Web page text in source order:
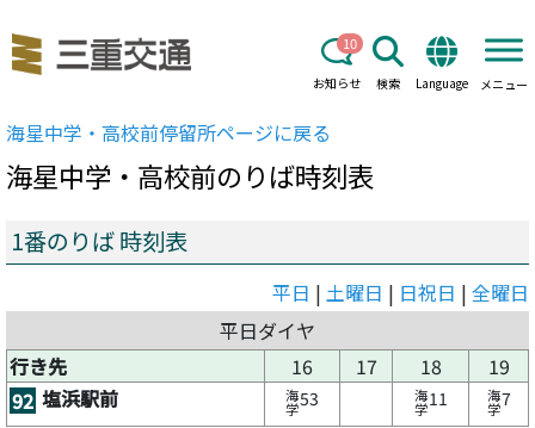
お知らせ
10
検索 Language メニュー
海星中学・高校前停留所ページに戻る
海星中学・高校前のりば時刻表
1番のりば 時刻表
平日 | 土曜日 | 日祝日 | 全曜日
平日ダイヤ
行き先
16 17 18
19
92 塩浜駅前 海
学53 海
学11 海
学7